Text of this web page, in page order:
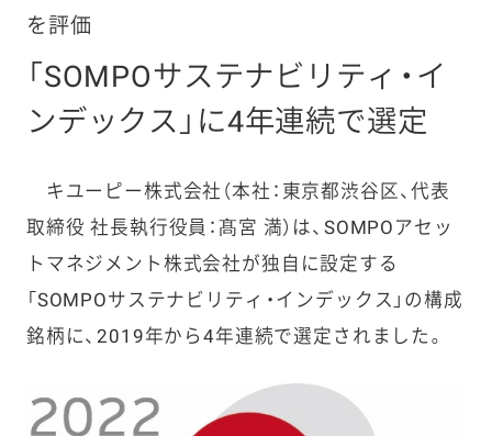
を評価
「SOMPOサステナビリティ・イ
ンデックス」に4年連続で選定
キユーピー株式会社（本社：東京都渋谷区、代表
取締役 社長執行役員：髙宮 満）は、SOMPOアセッ
トマネジメント株式会社が独自に設定する
「SOMPOサステナビリティ・インデックス」の構成
銘柄に、2019年から4年連続で選定されました。